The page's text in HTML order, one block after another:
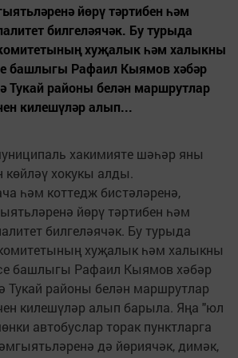
йөрү тәртибен һәм
билгеләячәк. Бу турыда
хуҗалык һәм халыкны
башлыгы Рафаил Кыямов хәбәр
Тукай районы белән маршрутлар
килешүләр алып...
хакимияте шәһәр яны
хокукы алды.
һәм коттедж бистәләренә,
йөрү тәртибен һәм
билгеләячәк. Бу турыда
хуҗалык һәм халыкны
башлыгы Рафаил Кыямов хәбәр
Тукай районы белән маршрутлар
килешүләр алып барыла. Яңа "юл
автобуслар торак пунктларга
дә йөриячәк, димәк,